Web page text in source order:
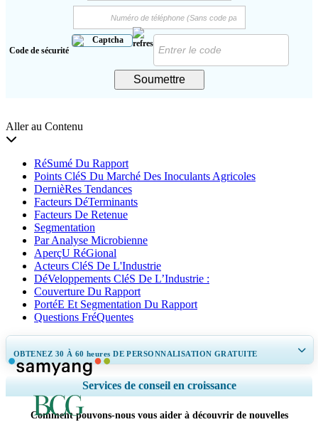
Code de sécurité
Soumettre
Aller au Contenu
RéSumé Du Rapport
Points CléS Du Marché Des Inoculants Agricoles
DernièRes Tendances
Facteurs DéTerminants
Facteurs De Retenue
Segmentation
Par Analyse Microbienne
AperçU RéGional
Acteurs CléS De L'Industrie
DéVeloppements CléS De L’Industrie :
Couverture Du Rapport
PortéE Et Segmentation Du Rapport
Questions FréQuentes
OBTENEZ 30 À 60heures DE PERSONNALISATION GRATUITE
Ampliar a cobertura regional e por país, Análise de segmentos, Perfis de
empresas, Benchmarking competitivo, e insights sobre o usuário final.
Services de conseil en croissance
Comment pouvons-nous vous aider à découvrir de nouvelles